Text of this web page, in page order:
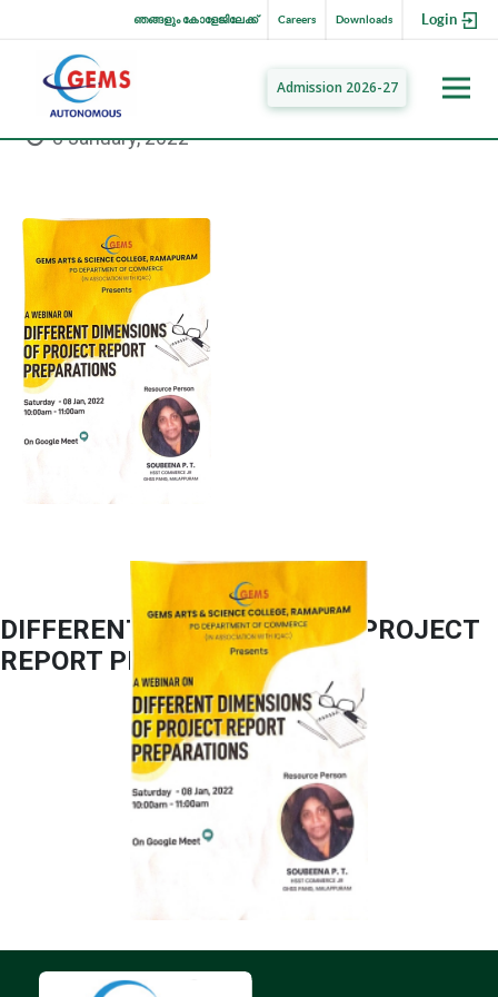
Login
Downloads
Careers
ഞങ്ങളും കോളേജിലേക്ക്
Admission 2026-27
DIFFERENT DIMENSIONS OF PROJECT
REPORT PREPARATIONS
8 January, 2022